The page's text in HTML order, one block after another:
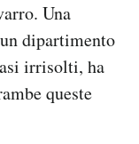
Una
dipartimento
irrisolti, ha
queste